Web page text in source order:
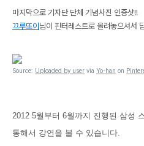
마지막으로 기자단 단체 기념사진 인증샷!!
끄루또이 님이 핀터레스트로 올려놓으셔서
Source: Uploaded by user via Yo-han on
2012 5월부터 6월까지 진행된 삼성
통해서 강연을 볼 수 있습니다.